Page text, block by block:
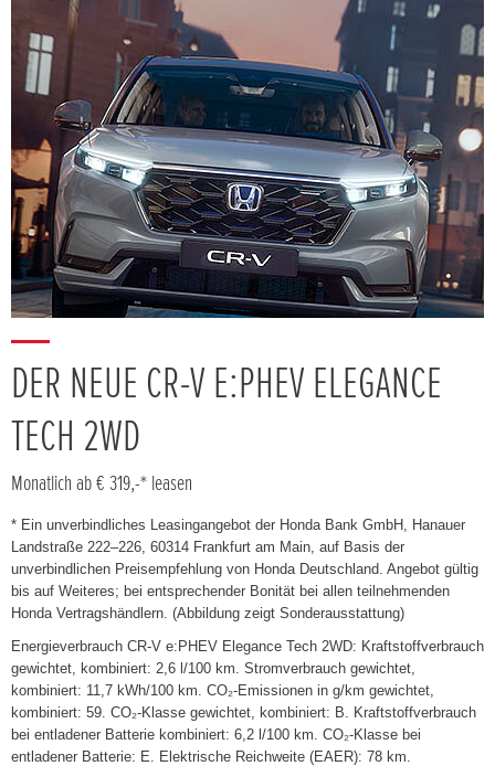
DER NEUE CR-V E:PHEV ELEGANCE
TECH 2WD
Monatlich ab € 319,-* leasen
* Ein unverbindliches Leasingangebot der Honda Bank GmbH, Hanauer
Landstraße 222–226, 60314 Frankfurt am Main, auf Basis der
unverbindlichen Preisempfehlung von Honda Deutschland. Angebot gültig
bis auf Weiteres; bei entsprechender Bonität bei allen teilnehmenden
Honda Vertragshändlern. (Abbildung zeigt Sonderausstattung)
Energieverbrauch CR-V e:PHEV Elegance Tech 2WD: Kraftstoffverbrauch
gewichtet, kombiniert: 2,6 l/100 km. Stromverbrauch gewichtet,
kombiniert: 11,7 kWh/100 km. CO₂-Emissionen in g/km gewichtet,
kombiniert: 59. CO₂-Klasse gewichtet, kombiniert: B. Kraftstoffverbrauch
bei entladener Batterie kombiniert: 6,2 l/100 km. CO₂-Klasse bei
entladener Batterie: E. Elektrische Reichweite (EAER): 78 km.